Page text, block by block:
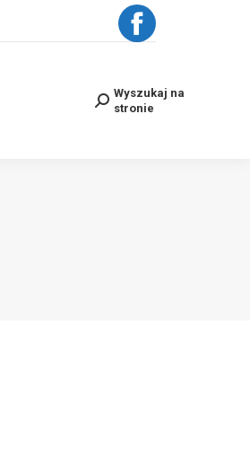
Facebook
opens
Search:
Wyszukaj na
stronie